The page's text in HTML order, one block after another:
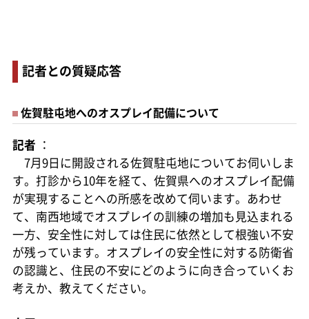
記者との質疑応答
佐賀駐屯地へのオスプレイ配備について
記者 ：
7月9日に開設される佐賀駐屯地についてお伺いしま
す。打診から10年を経て、佐賀県へのオスプレイ配備
が実現することへの所感を改めて伺います。あわせ
て、南西地域でオスプレイの訓練の増加も見込まれる
一方、安全性に対しては住民に依然として根強い不安
が残っています。オスプレイの安全性に対する防衛省
の認識と、住民の不安にどのように向き合っていくお
考えか、教えてください。